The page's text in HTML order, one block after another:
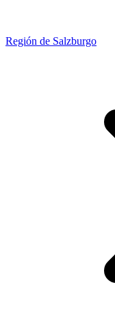
Región de Salzburgo